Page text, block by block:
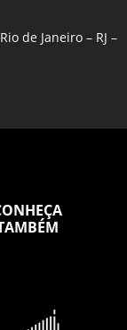
de Janeiro – RJ –